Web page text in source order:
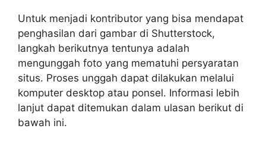
Untuk menjadi kontributor yang bisa mendapat
penghasilan dari gambar di Shutterstock,
langkah berikutnya tentunya adalah
mengunggah foto yang mematuhi persyaratan
situs. Proses unggah dapat dilakukan melalui
komputer desktop atau ponsel. Informasi lebih
lanjut dapat ditemukan dalam ulasan berikut di
bawah ini.